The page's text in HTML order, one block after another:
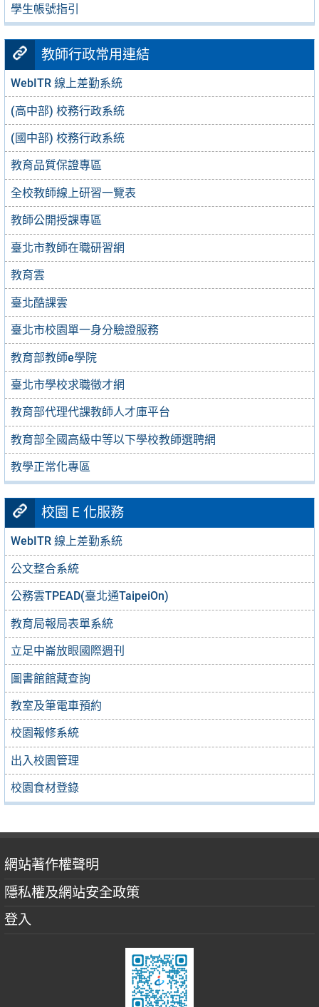
學生帳號指引
教師行政常用連結
WebITR 線上差勤系統
(高中部) 校務行政系統
(國中部) 校務行政系統
教育品質保證專區
全校教師線上研習一覽表
教師公開授課專區
臺北市教師在職研習網
教育雲
臺北酷課雲
臺北市校園單一身分驗證服務
教育部教師e學院
臺北市學校求職徵才網
教育部代理代課教師人才庫平台
教育部全國高級中等以下學校教師選聘網
教學正常化專區
校園 E 化服務
WebITR 線上差勤系統
公文整合系統
公務雲TPEAD(臺北通TaipeiOn)
教育局報局表單系統
立足中崙放眼國際週刊
圖書館館藏查詢
教室及筆電車預約
校園報修系統
出入校園管理
校園食材登錄
網站著作權聲明
隱私權及網站安全政策
登入